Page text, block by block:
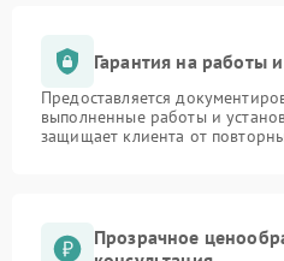
Гарантия на работы
Предоставляется
выполненные работы и
защищает клиента от
Прозрачное